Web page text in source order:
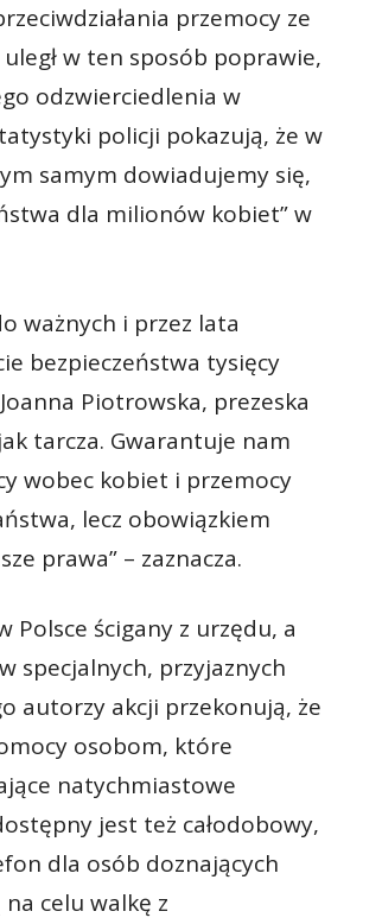
przemocy ze
w ten sposób poprawie,
odzwierciedlenia w
policji pokazują, że w
samym dowiadujemy się,
dla milionów kobiet” w
ważnych i przez lata
bezpieczeństwa tysięcy
Piotrowska, prezeska
tarcza. Gwarantuje nam
wobec kobiet i przemocy
lecz obowiązkiem
prawa” – zaznacza.
Polsce ścigany z urzędu, a
specjalnych, przyjaznych
autorzy akcji przekonują, że
osobom, które
natychmiastowe
jest też całodobowy,
dla osób doznających
celu walkę z